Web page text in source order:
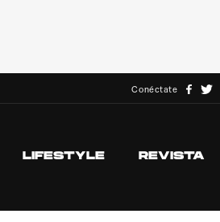
Conéctate
LIFESTYLE REVISTA